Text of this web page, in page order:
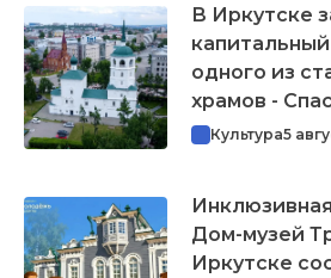
В Иркутске
одного из
храмов -
Культура5
Дом-музей
Иркутске